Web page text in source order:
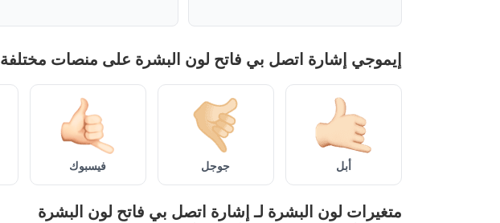
إيموجي إشارة اتصل بي فاتح لون البشرة على منصات مختلفة
أبل جوجل فيسبوك
متغيرات لون البشرة لـ إشارة اتصل بي فاتح لون البشرة